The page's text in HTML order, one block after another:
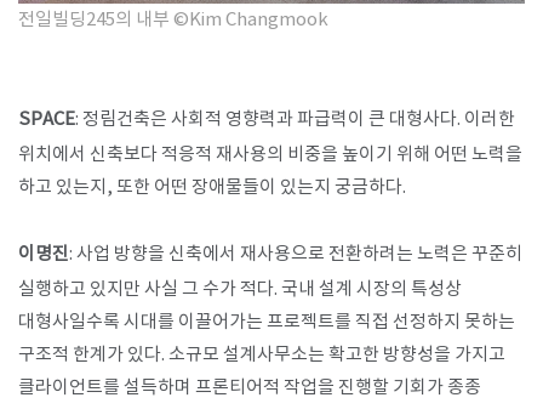
전일빌딩245의 내부 ©Kim Changmook
SPACE: 정림건축은 사회적 영향력과 파급력이 큰 대형사다. 이러한
위치에서 신축보다 적응적 재사용의 비중을 높이기 위해 어떤 노력을
하고 있는지, 또한 어떤 장애물들이 있는지 궁금하다.
이명진: 사업 방향을 신축에서 재사용으로 전환하려는 노력은 꾸준히
실행하고 있지만 사실 그 수가 적다. 국내 설계 시장의 특성상
대형사일수록 시대를 이끌어가는 프로젝트를 직접 선정하지 못하는
구조적 한계가 있다. 소규모 설계사무소는 확고한 방향성을 가지고
클라이언트를 설득하며 프론티어적 작업을 진행할 기회가 종종